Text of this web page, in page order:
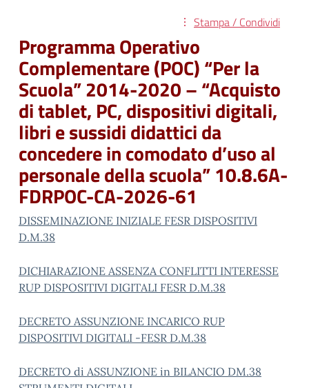
Stampa / Condividi
Programma Operativo
Complementare (POC) “Per la
Scuola” 2014-2020 – “Acquisto
di tablet, PC, dispositivi digitali,
libri e sussidi didattici da
concedere in comodato d’uso al
personale della scuola” 10.8.6A-
FDRPOC-CA-2026-61
DISSEMINAZIONE INIZIALE FESR DISPOSITIVI
D.M.38
DICHIARAZIONE ASSENZA CONFLITTI INTERESSE
RUP DISPOSITIVI DIGITALI FESR D.M.38
DECRETO ASSUNZIONE INCARICO RUP
DISPOSITIVI DIGITALI -FESR D.M.38
DECRETO di ASSUNZIONE in BILANCIO DM.38